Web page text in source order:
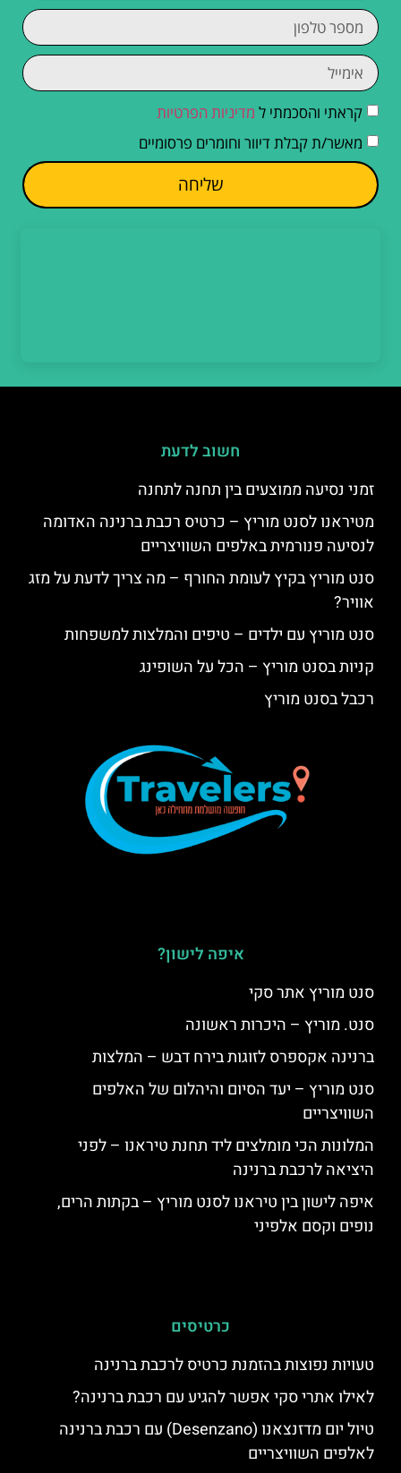
קראתי והסכמתי ל מדיניות הפרטיות
מאשר/ת קבלת דיוור וחומרים פרסומיים
שליחה
חשוב לדעת
זמני נסיעה ממוצעים בין תחנה לתחנה
מטיראנו לסנט מוריץ – כרטיס רכבת ברנינה האדומה
לנסיעה פנורמית באלפים השוויצריים
סנט מוריץ בקיץ לעומת החורף – מה צריך לדעת על מזג
אוויר?
סנט מוריץ עם ילדים – טיפים והמלצות למשפחות
קניות בסנט מוריץ – הכל על השופינג
רכבל בסנט מוריץ
איפה לישון?
סנט מוריץ אתר סקי
סנט. מוריץ – היכרות ראשונה
ברנינה אקספרס לזוגות בירח דבש – המלצות
סנט מוריץ – יעד הסיום והיהלום של האלפים
השוויצריים
המלונות הכי מומלצים ליד תחנת טיראנו – לפני
היציאה לרכבת ברנינה
איפה לישון בין טיראנו לסנט מוריץ – בקתות הרים,
נופים וקסם אלפיני
כרטיסים
טעויות נפוצות בהזמנת כרטיס לרכבת ברנינה
לאילו אתרי סקי אפשר להגיע עם רכבת ברנינה?
טיול יום מדזנצאנו (Desenzano) עם רכבת ברנינה
לאלפים השוויצריים